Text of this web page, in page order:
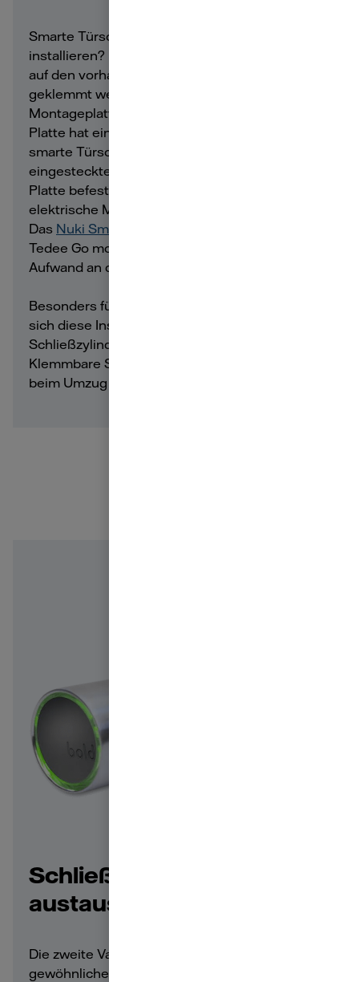
Smarte Türschlösser schnell und unkompliziert
installieren? Dafür eignen sich Geräte gut, die
auf den vorhandenen Tür-Schließzylinder
geklemmt werden. Innen an die Tür wird eine
Montageplatte geklebt oder geklemmt. Die
Platte hat eine Aussparung, sodass sich das
smarte Türschloss einfach über den
eingesteckten Schlüssel stülpen und an der
Platte befestigen lässt. Beim Öffnen dreht der
elektrische Motor im Smart Lock den Schlüssel.
Das Nuki Smart Lock (4. Generation)
Tedee Go montieren Sie etwa ohne großen
Aufwand an die Innenseite Ihrer Haustür.
Besonders für Mieterinnen und Mieter bietet
sich diese Installation an. Oft dürfen sie
Schließzylinder nicht einfach austauschen.
Klemmbare Smart Locks hingegen können Sie
beim Umzug rückstandslos ab- und mitnehmen.
Schließzylinder
austauschen
Die zweite Variante der Installation: Den
gewöhnlichen Schließzylinder entfernen und